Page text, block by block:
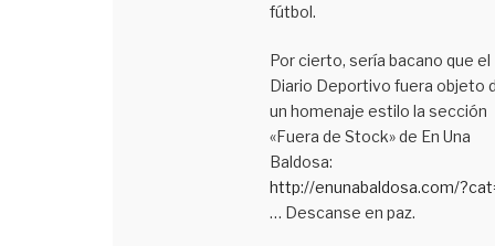
fútbol.
Por cierto, sería bacano que el
Diario Deportivo fuera objeto
un homenaje estilo la sección
«Fuera de Stock» de En Una
Baldosa:
http://enunabaldosa.com/
… Descanse en paz.